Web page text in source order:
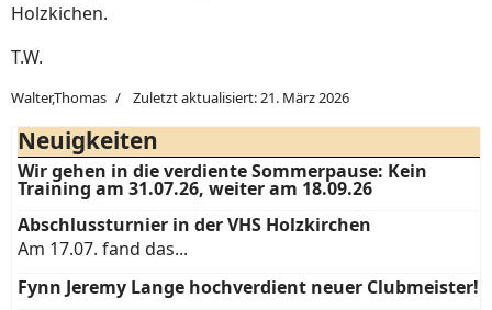
Holzkichen.
T.W.
Walter,Thomas Zuletzt aktualisiert: 21. März 2026
Neuigkeiten
Wir gehen in die verdiente Sommerpause: Kein
Training am 31.07.26, weiter am 18.09.26
Abschlussturnier in der VHS Holzkirchen
Am 17.07. fand das...
Fynn Jeremy Lange hochverdient neuer Clubmeister!